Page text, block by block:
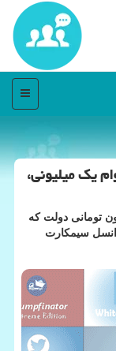
منو
یك میلیونی،
تومانی دولت كه
سیمكارت